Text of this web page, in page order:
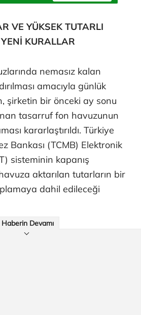
VE YÜKSEK TUTARLI
KURALLAR
nemasız kalan
amacıyla günlük
şirketin bir önceki ay sonu
tasarruf fon havuzunun
kararlaştırıldı. Türkiye
Bankası (TCMB) Elektronik
sisteminin kapanış
aktarılan tutarların bir
dahil edileceği
Haberin Devamı